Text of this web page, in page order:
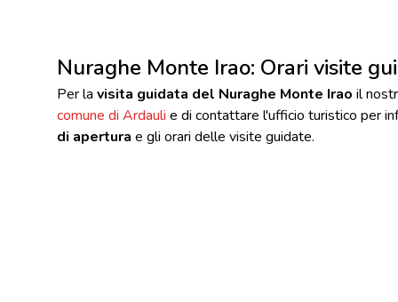
Nuraghe Monte Irao: Orari visite
Per la visita guidata del Nuraghe Monte Irao il
comune di Ardauli e di contattare l'ufficio turistico per
di apertura e gli orari delle visite guidate.